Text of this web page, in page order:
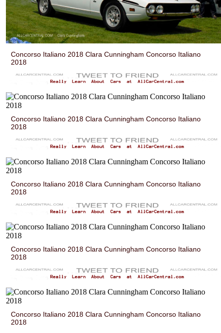
Concorso Italiano 2018 Clara Cunningham Concorso Italiano
2018
Concorso Italiano 2018 Clara Cunningham Concorso Italiano
2018
Concorso Italiano 2018 Clara Cunningham Concorso Italiano
2018
Concorso Italiano 2018 Clara Cunningham Concorso Italiano
2018
Concorso Italiano 2018 Clara Cunningham Concorso Italiano
2018